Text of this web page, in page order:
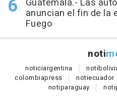
Guatemala.- Las
anuncian el fin de la
Fuego
noti
noticiargentina noti
colombiapress notiecuador
notiparaguay noti